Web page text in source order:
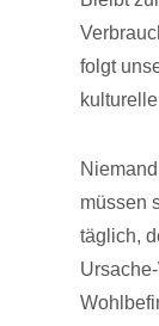
folgt
müssen
täglich,